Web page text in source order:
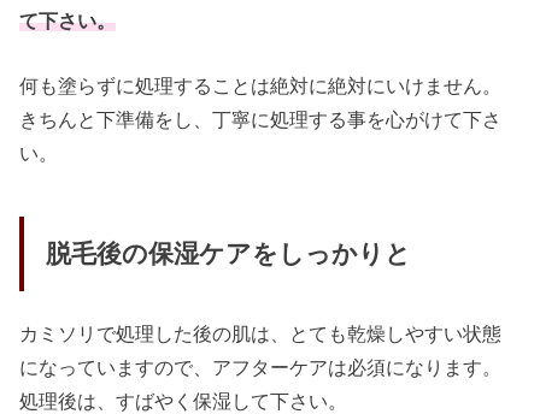
て下さい。
何も塗らずに処理することは絶対に絶対にいけません。
きちんと下準備をし、丁寧に処理する事を心がけて下さ
い。
脱毛後の保湿ケアをしっかりと
カミソリで処理した後の肌は、とても乾燥しやすい状態
になっていますので、アフターケアは必須になります。
処理後は、すばやく保湿して下さい。